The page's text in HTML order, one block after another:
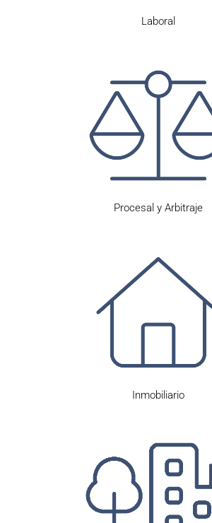
Laboral
Procesal y Arbitraje
Inmobiliario